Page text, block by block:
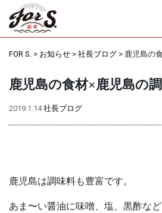
FOR S. > お知らせ > 社長ブログ > 鹿児島の
鹿児島の食材×鹿児島の
2019.1.14社長ブログ
鹿児島は調味料も豊富です。
あま〜い醤油に味噌、塩、黒酢など